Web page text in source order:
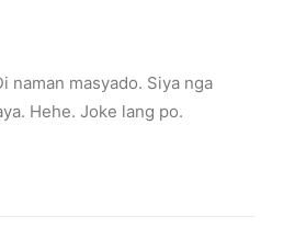
naman masyado. Siya nga
Hehe. Joke lang po.